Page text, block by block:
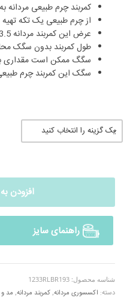
کمربند چرم طبیعی
از چرم طبیعی یک تکه
عرض این کمربند مردانه 3.5 سانتی‌متر است.
طول کمربند بدون سگک
سگگ ممکن است مقداری
سگک این کمربند چرم
افزودن
راهنمای سایز
شناسه محصول: 1233RLBR193
دسته: اکسسوری مردانه,کمربند مردانه, مد